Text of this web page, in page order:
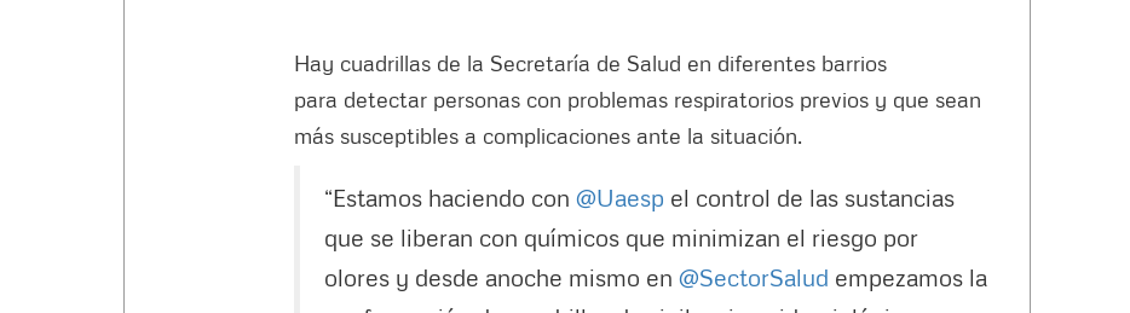
Hay cuadrillas de la Secretaría de Salud en diferentes barrios
para detectar personas con problemas respiratorios previos y que sean
más susceptibles a complicaciones ante la situación.
“Estamos haciendo con @Uaesp el control de las sustancias
que se liberan con químicos que minimizan el riesgo por
olores y desde anoche mismo en @SectorSalud empezamos la